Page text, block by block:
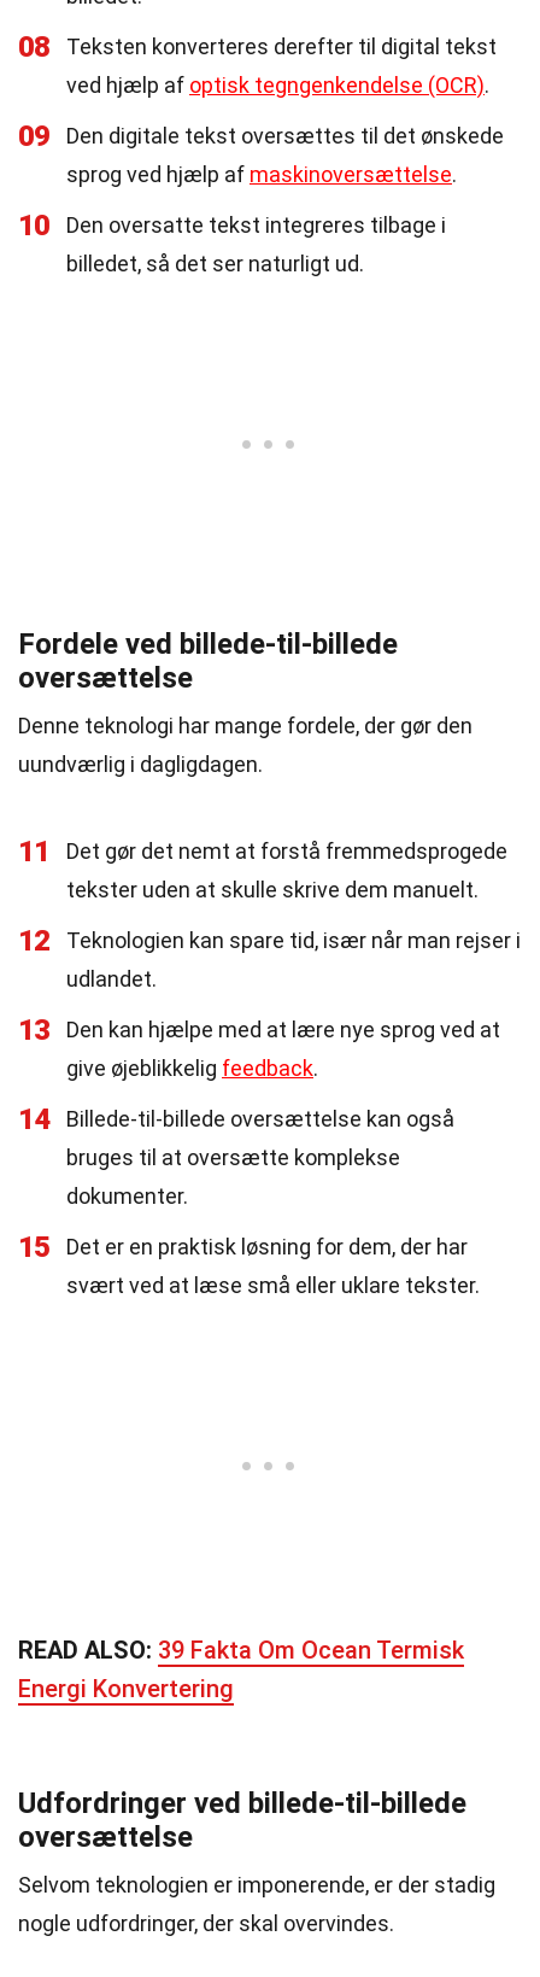
08
Teksten konverteres derefter til digital tekst
ved hjælp af optisk tegngenkendelse (OCR).
09
Den digitale tekst oversættes til det ønskede
sprog ved hjælp af maskinoversættelse.
10
Den oversatte tekst integreres tilbage i
billedet, så det ser naturligt ud.
Fordele ved billede-til-billede
oversættelse
Denne teknologi har mange fordele, der gør den
uundværlig i dagligdagen.
11
Det gør det nemt at forstå fremmedsprogede
tekster uden at skulle skrive dem manuelt.
12
Teknologien kan spare tid, især når man rejser i
udlandet.
13
Den kan hjælpe med at lære nye sprog ved at
give øjeblikkelig feedback.
14
Billede-til-billede oversættelse kan også
bruges til at oversætte komplekse
dokumenter.
15
Det er en praktisk løsning for dem, der har
svært ved at læse små eller uklare tekster.
READ ALSO: 39 Fakta Om Ocean Termisk
Energi Konvertering
Udfordringer ved billede-til-billede
oversættelse
Selvom teknologien er imponerende, er der stadig
nogle udfordringer, der skal overvindes.